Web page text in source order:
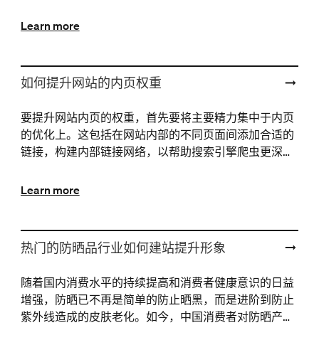
增长。
Learn more
如何提升网站的内页权重
要提升网站内页的权重，首先要将主要精力集中于内页
的优化上。这包括在网站内部的不同页面间添加合适的
链接，构建内部链接网络，以帮助搜索引擎爬虫更深入
优化对···
Learn more
热门的防晒品行业如何建站提升形象
随着国内消费水平的持续提高和消费者健康意识的日益
增强，防晒已不再是简单的防止晒黑，而是进阶到防止
紫外线造成的皮肤老化。如今，中国消费者对防晒产品